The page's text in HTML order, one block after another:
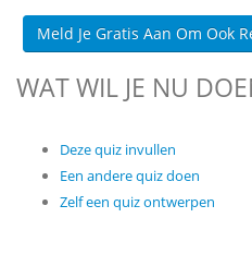
Meld Je Gratis Aan Om Ook
WAT WIL JE NU
Deze quiz invullen
Een andere quiz doen
Zelf een quiz ontwerpen